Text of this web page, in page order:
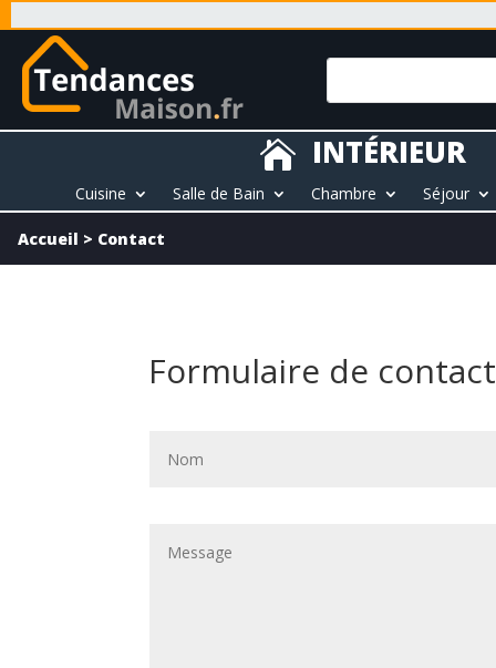
 INTÉRIEUR
Cuisine Salle de Bain Chambre Séjour
Accueil > Contact
Formulaire de contact